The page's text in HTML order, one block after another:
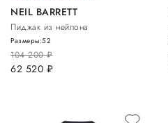
NEIL BARRETT
Пиджак из нейлона
104 200руб.
62 520 руб.
Размеры:52